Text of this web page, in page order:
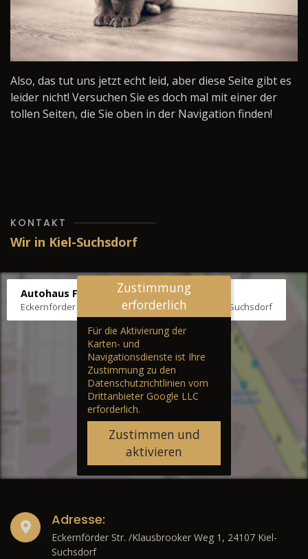
Also, das tut uns jetzt echt leid, aber diese Seite gibt es
leider nicht! Versuchen Sie es doch mal mit einer der
tollen Seiten, die Sie oben in der Navigation finden!
KONTAKT
Wir in Kiel-Suchsdorf
Autohaus Fräter
Eckernförder Str. /Klausbrooker Weg 1, 24107 Kiel-Suchsdorf
Zustimmung
erforderlich
Für die Aktivierung der
Karten- und
Navigationsdienste ist Ihre
Zustimmung zu den
Datenschutzrichtlinien vom
Drittanbieter Google LLC
erforderlich.
Zustimmen und
aktivieren
Adresse:
Eckernförder Str. /Klausbrooker Weg 1, 24107 Kiel-
Suchsdorf